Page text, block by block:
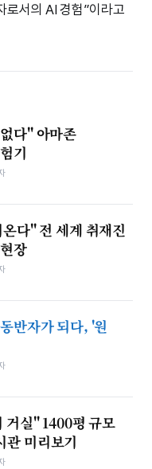
로서의 AI 경험”이라고
다" 아마존
기
다" 전 세계 취재진
장
반자가 되다, '원
실" 1400평 규모
관 미리보기